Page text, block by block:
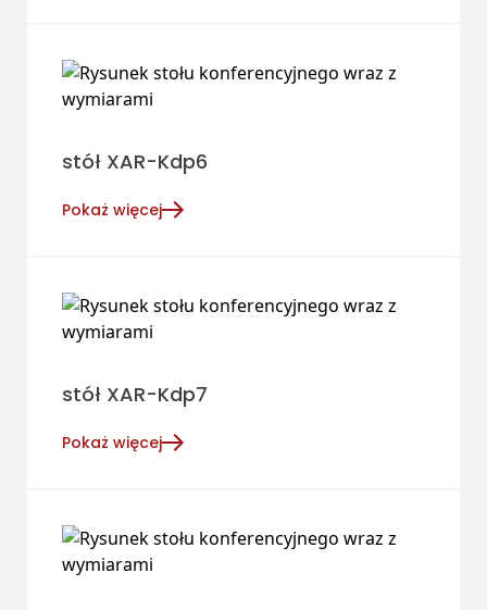
stół XAR-Kdp6
Pokaż więcej
stół XAR-Kdp7
Pokaż więcej